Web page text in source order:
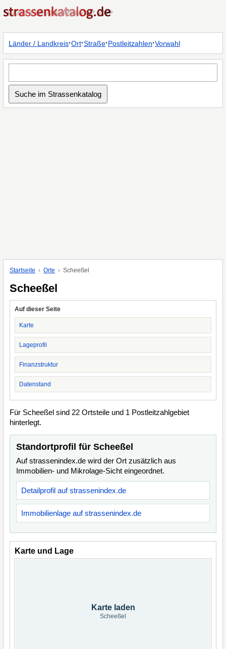
Länder / Landkreis·Ort·Straße·Postleitzahlen·Vorwahl
Startseite Orte Scheeßel
Scheeßel
Auf dieser Seite
Karte
Lageprofil
Finanzstruktur
Datenstand
Für Scheeßel sind 22 Ortsteile und 1 Postleitzahlgebiet
hinterlegt.
Standortprofil für Scheeßel
Auf strassenindex.de wird der Ort zusätzlich aus
Immobilien- und Mikrolage-Sicht eingeordnet.
Detailprofil auf strassenindex.de
Immobilienlage auf strassenindex.de
Karte und Lage
Karte laden
Scheeßel